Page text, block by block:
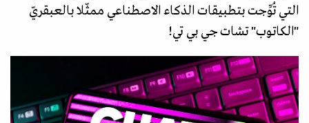
التي تُوِّجت بتطبيقات الذكاء الاصطناعي ممثّلا بالعبقريّ
"الكاتوب" تشات جي بي تي!